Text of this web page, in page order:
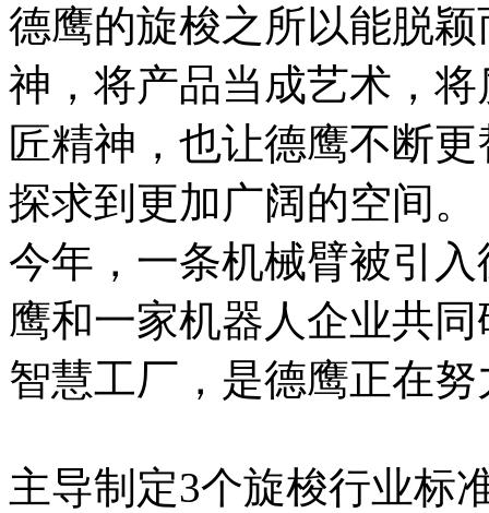
德鹰的旋梭之所以能脱
神，将产品当成艺术，
匠精神，也让德鹰不断
探求到更加广阔的空间。
今年，一条机械臂被引
鹰和一家机器人企业共
智慧工厂，是德鹰正在
主导制定3个旋梭行业标